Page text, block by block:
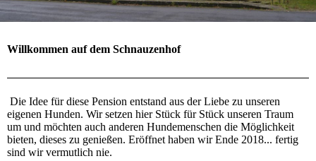
Willkommen auf dem Schnauzenhof
Die Idee für diese Pension entstand aus der Liebe zu unseren
eigenen Hunden. Wir setzen hier Stück für Stück unseren Traum
um und möchten auch anderen Hundemenschen die Möglichkeit
bieten, dieses zu genießen. Eröffnet haben wir Ende 2018... fertig
sind wir vermutlich nie.